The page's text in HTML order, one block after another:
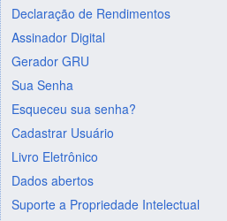
Declaração de Rendimentos
Assinador Digital
Gerador GRU
Sua Senha
Esqueceu sua senha?
Cadastrar Usuário
Livro Eletrônico
Dados abertos
Suporte a Propriedade Intelectual